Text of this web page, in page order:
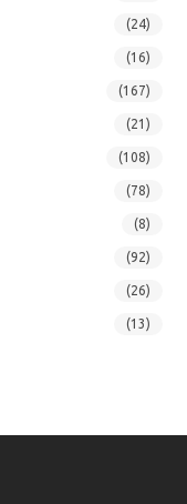
(24)
(16)
(167)
(21)
(108)
(78)
(8)
(92)
(26)
(13)